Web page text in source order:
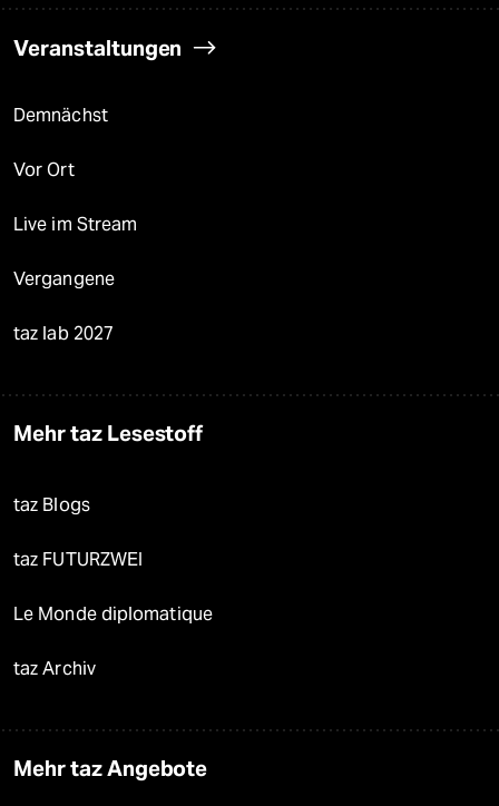
Veranstaltungen
Demnächst
Vor Ort
Live im Stream
Vergangene
taz lab 2027
Mehr taz Lesestoff
taz Blogs
taz FUTURZWEI
Le Monde diplomatique
taz Archiv
Mehr taz Angebote